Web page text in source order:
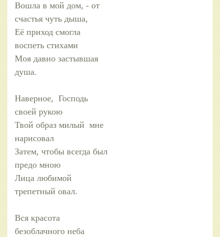
Вошла в мой дом, - от
счастья чуть дыша,
Её приход смогла
воспеть стихами
Моя давно застывшая
душа.
Наверное, Господь
своей рукою
Твой образ милый мне
нарисовал
Затем, чтобы всегда был
предо мною
Лица любимой
трепетный овал.
Вся красота
безоблачного неба